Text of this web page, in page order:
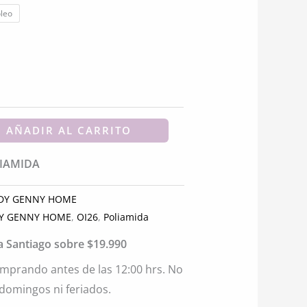
AÑADIR AL CARRITO
GENNY HOME
GENNY HOME,OI26, Poliamida
Santiago sobre $19.990
antes de las 12:00 hrs. No
ni feriados.